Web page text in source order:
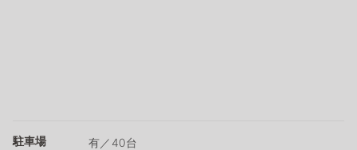
駐車場 有／40台